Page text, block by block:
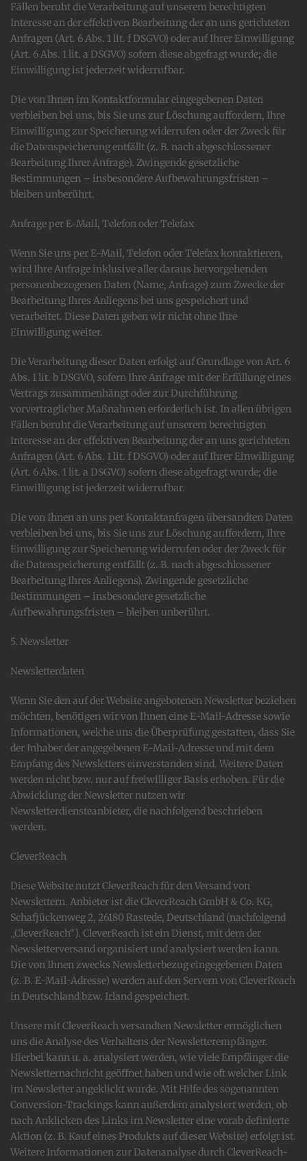
Fällen beruht die Verarbeitung auf unserem berechtigten
Interesse an der effektiven Bearbeitung der an uns gerichteten
Anfragen (Art. 6 Abs. 1 lit. f DSGVO) oder auf Ihrer Einwilligung
(Art. 6 Abs. 1 lit. a DSGVO) sofern diese abgefragt wurde; die
Einwilligung ist jederzeit widerrufbar.
Die von Ihnen im Kontaktformular eingegebenen Daten
verbleiben bei uns, bis Sie uns zur Löschung auffordern, Ihre
Einwilligung zur Speicherung widerrufen oder der Zweck für
die Datenspeicherung entfällt (z. B. nach abgeschlossener
Bearbeitung Ihrer Anfrage). Zwingende gesetzliche
Bestimmungen – insbesondere Aufbewahrungsfristen –
bleiben unberührt.
Anfrage per E-Mail, Telefon oder Telefax
Wenn Sie uns per E-Mail, Telefon oder Telefax kontaktieren,
wird Ihre Anfrage inklusive aller daraus hervorgehenden
personenbezogenen Daten (Name, Anfrage) zum Zwecke der
Bearbeitung Ihres Anliegens bei uns gespeichert und
verarbeitet. Diese Daten geben wir nicht ohne Ihre
Einwilligung weiter.
Die Verarbeitung dieser Daten erfolgt auf Grundlage von Art. 6
Abs. 1 lit. b DSGVO, sofern Ihre Anfrage mit der Erfüllung eines
Vertrags zusammenhängt oder zur Durchführung
vorvertraglicher Maßnahmen erforderlich ist. In allen übrigen
Fällen beruht die Verarbeitung auf unserem berechtigten
Interesse an der effektiven Bearbeitung der an uns gerichteten
Anfragen (Art. 6 Abs. 1 lit. f DSGVO) oder auf Ihrer Einwilligung
(Art. 6 Abs. 1 lit. a DSGVO) sofern diese abgefragt wurde; die
Einwilligung ist jederzeit widerrufbar.
Die von Ihnen an uns per Kontaktanfragen übersandten Daten
verbleiben bei uns, bis Sie uns zur Löschung auffordern, Ihre
Einwilligung zur Speicherung widerrufen oder der Zweck für
die Datenspeicherung entfällt (z. B. nach abgeschlossener
Bearbeitung Ihres Anliegens). Zwingende gesetzliche
Bestimmungen – insbesondere gesetzliche
Aufbewahrungsfristen – bleiben unberührt.
5. Newsletter
Newsletter­daten
Wenn Sie den auf der Website angebotenen Newsletter beziehen
möchten, benötigen wir von Ihnen eine E-Mail-Adresse sowie
Informationen, welche uns die Überprüfung gestatten, dass Sie
der Inhaber der angegebenen E-Mail-Adresse und mit dem
Empfang des Newsletters einverstanden sind. Weitere Daten
werden nicht bzw. nur auf freiwilliger Basis erhoben. Für die
Abwicklung der Newsletter nutzen wir
Newsletterdiensteanbieter, die nachfolgend beschrieben
werden.
CleverReach
Diese Website nutzt CleverReach für den Versand von
Newslettern. Anbieter ist die CleverReach GmbH & Co. KG,
Schafjückenweg 2, 26180 Rastede, Deutschland (nachfolgend
„CleverReach“). CleverReach ist ein Dienst, mit dem der
Newsletterversand organisiert und analysiert werden kann.
Die von Ihnen zwecks Newsletterbezug eingegebenen Daten
(z. B. E-Mail-Adresse) werden auf den Servern von CleverReach
in Deutschland bzw. Irland gespeichert.
Unsere mit CleverReach versandten Newsletter ermöglichen
uns die Analyse des Verhaltens der Newsletterempfänger.
Hierbei kann u. a. analysiert werden, wie viele Empfänger die
Newsletternachricht geöffnet haben und wie oft welcher Link
im Newsletter angeklickt wurde. Mit Hilfe des sogenannten
Conversion-Trackings kann außerdem analysiert werden, ob
nach Anklicken des Links im Newsletter eine vorab definierte
Aktion (z. B. Kauf eines Produkts auf dieser Website) erfolgt ist.
Weitere Informationen zur Datenanalyse durch CleverReach-